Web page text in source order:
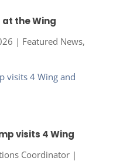
the Wing
| Featured News,
visits 4 Wing
Coordinator|